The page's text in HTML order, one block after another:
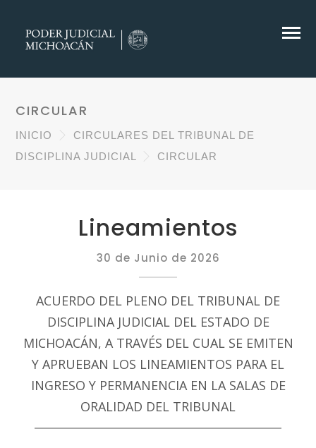
CIRCULAR
INICIO
CIRCULARES DEL TRIBUNAL DE
DISCIPLINA JUDICIAL
CIRCULAR
Lineamientos
30 de Junio de 2026
ACUERDO DEL PLENO DEL TRIBUNAL DE
DISCIPLINA JUDICIAL DEL ESTADO DE
MICHOACÁN, A TRAVÉS DEL CUAL SE EMITEN
Y APRUEBAN LOS LINEAMIENTOS PARA EL
INGRESO Y PERMANENCIA EN LA SALAS DE
ORALIDAD DEL TRIBUNAL